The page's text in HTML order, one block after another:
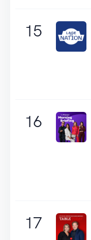
15
16
17